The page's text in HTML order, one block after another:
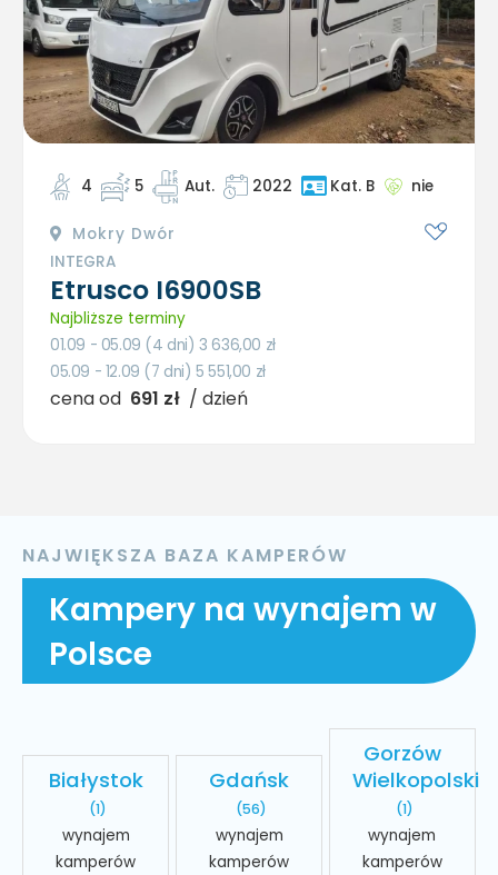
4 5 Aut. 2022 Kat. B nie
Mokry Dwór
INTEGRA
Etrusco I6900SB
Najbliższe terminy
01.09 - 05.09 (4 dni) 3 636,00 zł
05.09 - 12.09 (7 dni) 5 551,00 zł
cena od 691 zł / dzień
NAJWIĘKSZA BAZA KAMPERÓW
Kampery na wynajem w
Polsce
Białystok
(1)
wynajem
kamperów
Gdańsk
(56)
wynajem
kamperów
Gorzów
Wielkopolski
(1)
wynajem
kamperów